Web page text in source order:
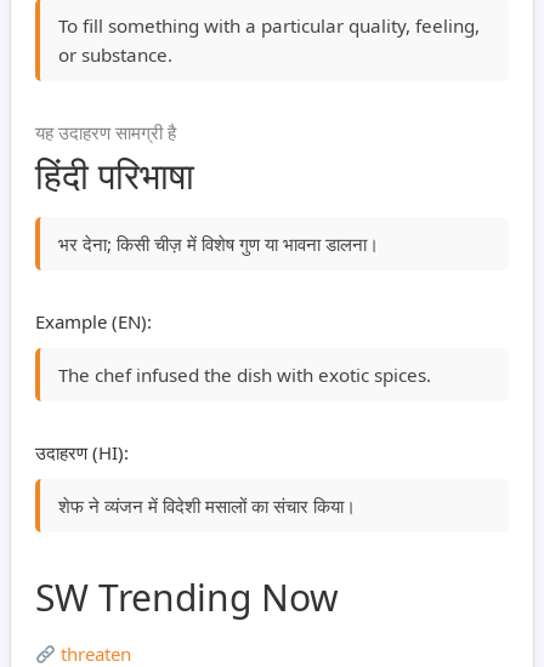
To fill something with a particular quality, feeling,
or substance.
यह उदाहरण सामग्री है
हिंदी परिभाषा
भर देना; किसी चीज़ में विशेष गुण या भावना डालना।
Example (EN):
The chef infused the dish with exotic spices.
उदाहरण (HI):
शेफ ने व्यंजन में विदेशी मसालों का संचार किया।
SW Trending Now
threaten